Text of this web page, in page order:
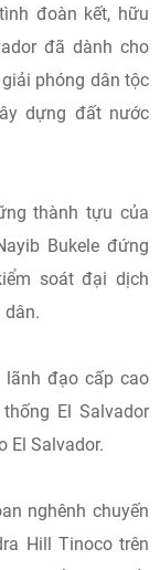
đoàn kết, hữu
đã dành cho
phóng dân tộc
dựng đất nước
thành tựu của
Bukele đứng
soát đại dịch
dân.
lãnh đạo cấp cao
El Salvador
El Salvador.
nghênh chuyến
Hill Tinoco trên